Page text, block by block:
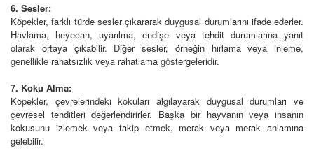
6. Sesler:
Köpekler, farklı türde sesler çıkararak duygusal durumlarını ifade ederler.
Havlama, heyecan, uyarılma, endişe veya tehdit durumlarına yanıt
olarak ortaya çıkabilir. Diğer sesler, örneğin hırlama veya inleme,
genellikle rahatsızlık veya rahatlama göstergeleridir.
7. Koku Alma:
Köpekler, çevrelerindeki kokuları algılayarak duygusal durumları ve
çevresel tehditleri değerlendirirler. Başka bir hayvanın veya insanın
kokusunu izlemek veya takip etmek, merak veya merak anlamına
gelebilir.